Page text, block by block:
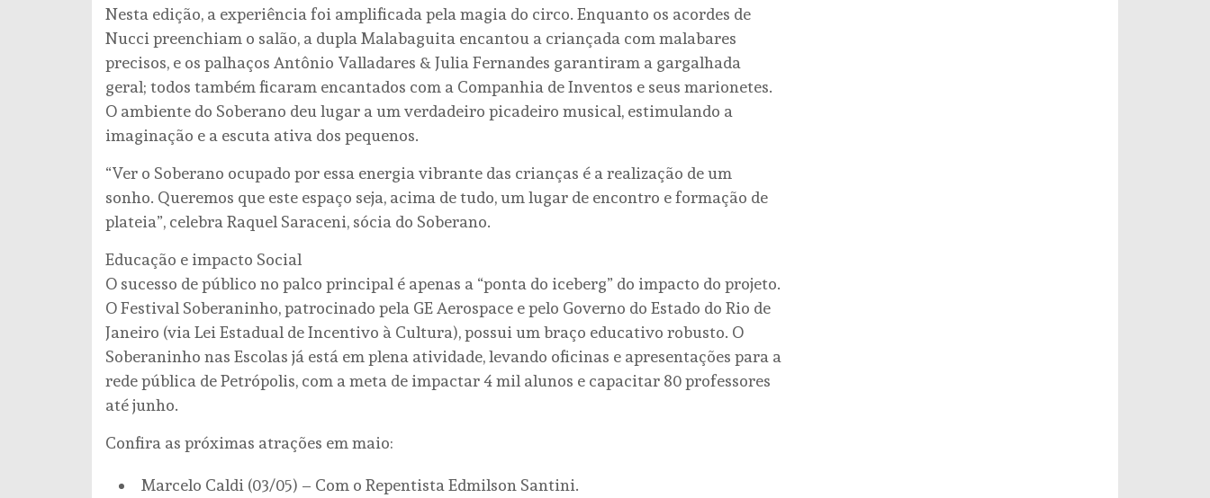
Nesta edição, a experiência foi amplificada pela magia do circo. Enquanto os acordes de
Nucci preenchiam o salão, a dupla Malabaguita encantou a criançada com malabares
precisos, e os palhaços Antônio Valladares & Julia Fernandes garantiram a gargalhada
geral; todos também ficaram encantados com a Companhia de Inventos e seus marionetes.
O ambiente do Soberano deu lugar a um verdadeiro picadeiro musical, estimulando a
imaginação e a escuta ativa dos pequenos.
“Ver o Soberano ocupado por essa energia vibrante das crianças é a realização de um
sonho. Queremos que este espaço seja, acima de tudo, um lugar de encontro e formação de
plateia”, celebra Raquel Saraceni, sócia do Soberano.
Educação e impacto Social
O sucesso de público no palco principal é apenas a “ponta do iceberg” do impacto do projeto.
O Festival Soberaninho, patrocinado pela GE Aerospace e pelo Governo do Estado do Rio de
Janeiro (via Lei Estadual de Incentivo à Cultura), possui um braço educativo robusto. O
Soberaninho nas Escolas já está em plena atividade, levando oficinas e apresentações para a
rede pública de Petrópolis, com a meta de impactar 4 mil alunos e capacitar 80 professores
até junho.
Confira as próximas atrações em maio:
Marcelo Caldi (03/05) – Com o Repentista Edmilson Santini.